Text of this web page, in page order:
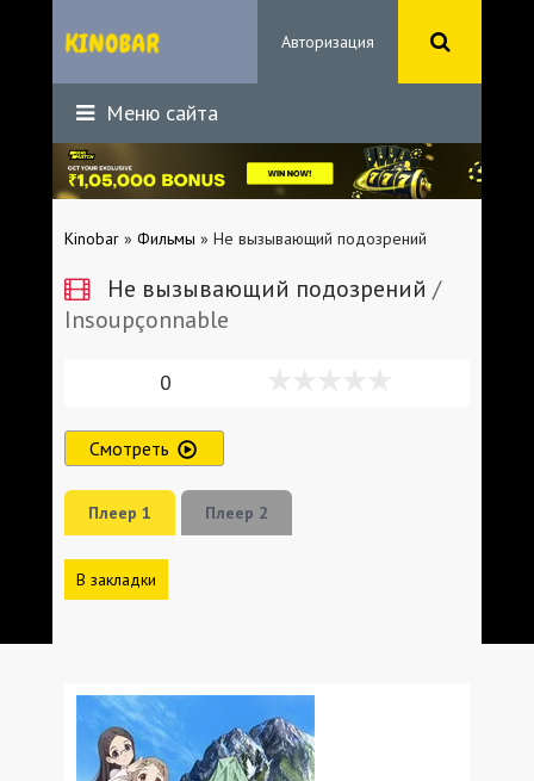
Авторизация
Меню сайта
Kinobar » Фильмы » Не вызывающий подозрений
Не вызывающий подозрений /
Insoupçonnable
0
Смотреть
Плеер 1 Плеер 2
В закладки